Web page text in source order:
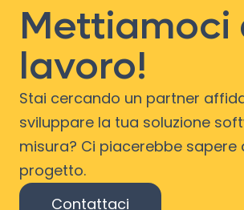
Mettiamoci
lavoro!
Stai cercando un partner
sviluppare la tua soluzione
misura? Ci piacerebbe sapere
progetto.
Contattaci